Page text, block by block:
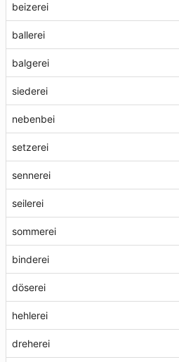
beizerei
ballerei
balgerei
siederei
nebenbei
setzerei
sennerei
seilerei
sommerei
binderei
döserei
hehlerei
dreherei